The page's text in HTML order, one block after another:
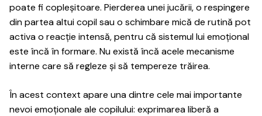
poate fi copleșitoare. Pierderea unei jucării, o respingere
din partea altui copil sau o schimbare mică de rutină pot
activa o reacție intensă, pentru că sistemul lui emoțional
este încă în formare. Nu există încă acele mecanisme
interne care să regleze și să tempereze trăirea.
În acest context apare una dintre cele mai importante
nevoi emoționale ale copilului: exprimarea liberă a